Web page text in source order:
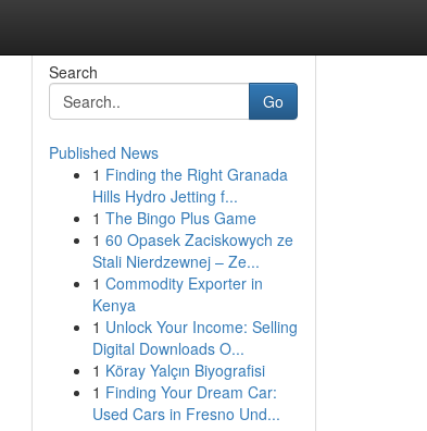
Search
Go
Published News
1 Finding the Right Granada
Hills Hydro Jetting f...
1 The Bingo Plus Game
1 60 Opasek Zaciskowych ze
Stali Nierdzewnej – Ze...
1 Commodity Exporter in
Kenya
1 Unlock Your Income: Selling
Digital Downloads O...
1 Köray Yalçın Biyografisi
1 Finding Your Dream Car:
Used Cars in Fresno Und...